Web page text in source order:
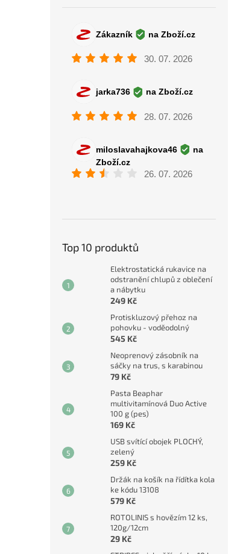
Top 10 produktů
Elektrostatická rukavice na
odstranění chlupů z oblečení
a nábytku
249 Kč
Protiskluzový přehoz na
pohovku - voděodolný
545 Kč
Neoprenový zásobník na
sáčky na trus, s karabinou
79 Kč
Pasta Beaphar
multivitamínová Duo Active
100 g (pes)
169 Kč
USB svítící obojek PLOCHÝ,
zelený
259 Kč
Držák na košík na řídítka kola
ke kódu 13108
579 Kč
ROTOLINIS s hovězím 12 ks,
120g/12cm
29 Kč